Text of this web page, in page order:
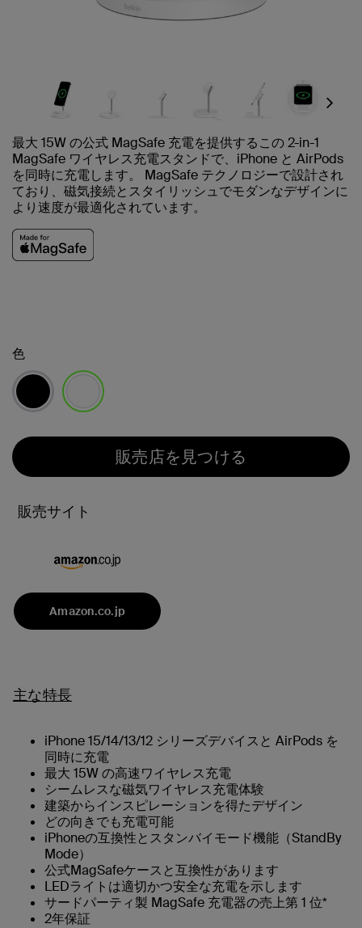
Next
最大 15W の公式 MagSafe 充電を提供するこの 2-in-1
MagSafe ワイヤレス充電スタンドで、iPhone と AirPods
を同時に充電します。 MagSafe テクノロジーで設計され
ており、磁気接続とスタイリッシュでモダンなデザインに
より速度が最適化されています。
色
販売店を見つける
販売サイト
Amazon.co.jp
主な特長
iPhone 15/14/13/12 シリーズデバイスと AirPods を
同時に充電
最大 15W の高速ワイヤレス充電
シームレスな磁気ワイヤレス充電体験
建築からインスピレーションを得たデザイン
どの向きでも充電可能
iPhoneの互換性とスタンバイモード機能（StandBy
Mode）
公式MagSafeケースと互換性があります
LEDライトは適切かつ安全な充電を示します
サードパーティ製 MagSafe 充電器の売上第 1 位*
2年保証